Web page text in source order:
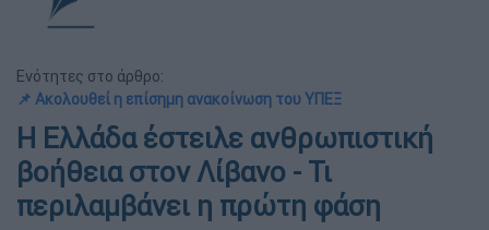
Ενότητες στο άρθρο:
📌 Ακολουθεί η επίσημη ανακοίνωση του ΥΠΕΞ
Η Ελλάδα έστειλε ανθρωπιστική
βοήθεια στον Λίβανο - Τι
περιλαμβάνει η πρώτη φάση